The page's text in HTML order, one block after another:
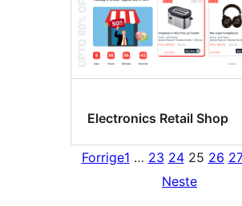
Electronics Retail Shop
Forrige1 … 23 24 25 26
Neste